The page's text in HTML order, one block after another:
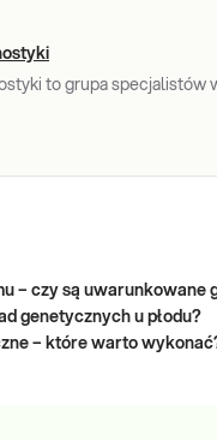
to grupa specjalistów
– czy są uwarunkowane
genetycznych u płodu?
– które warto